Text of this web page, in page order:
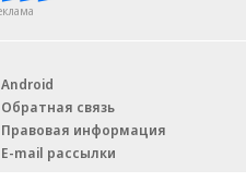
Android
Обратная связь
Правовая информация
E-mail рассылки